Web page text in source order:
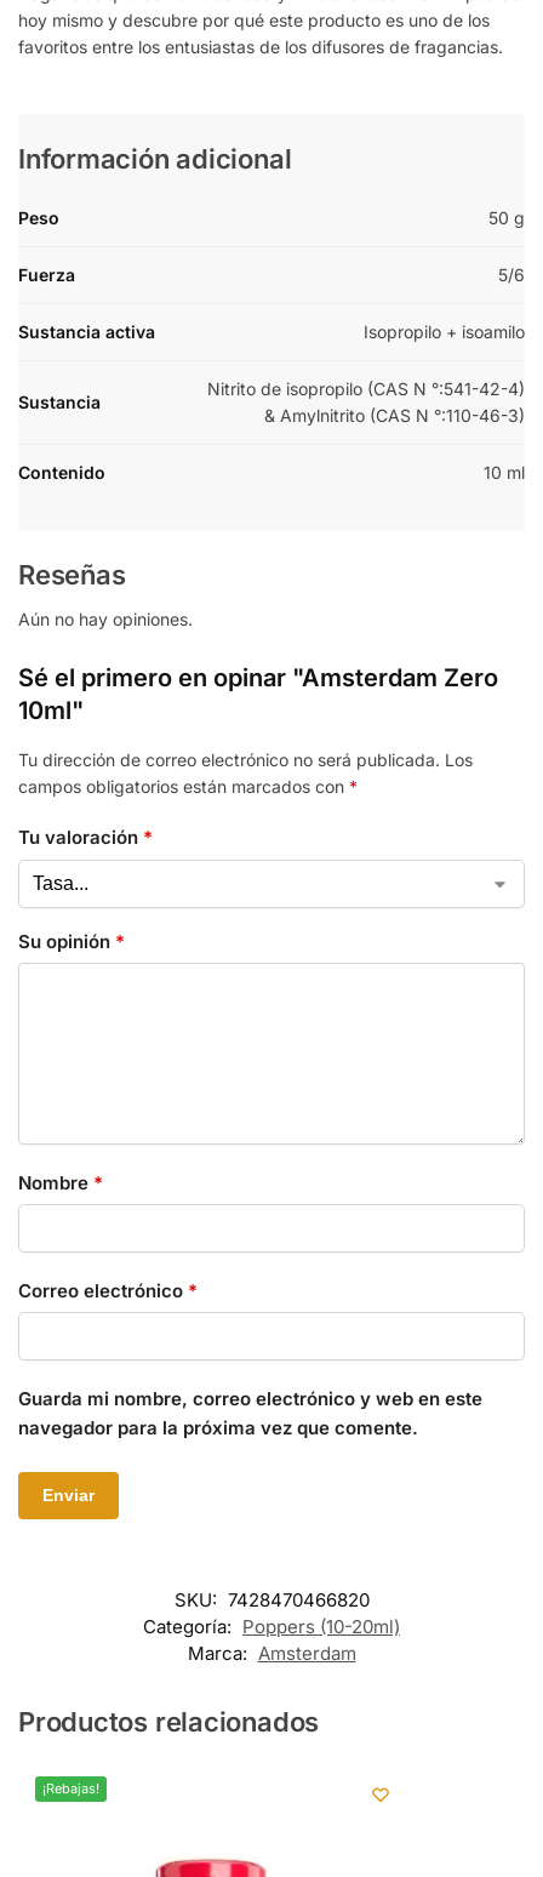
hoy mismo y descubre por qué este producto es uno de los
favoritos entre los entusiastas de los difusores de fragancias.
Información adicional
Peso 50 g
Fuerza 5/6
Sustancia activa Isopropilo + isoamilo
Sustancia
Nitrito de isopropilo (CAS N °:541-42-4)
& Amylnitrito (CAS N °:110-46-3)
Contenido 10 ml
Reseñas
Aún no hay opiniones.
Sé el primero en opinar "Amsterdam Zero
10ml"
Tu dirección de correo electrónico no será publicada. Los
campos obligatorios están marcados con *
Tu valoración *
Su opinión *
Nombre *
Correo electrónico *
Guarda mi nombre, correo electrónico y web en este
navegador para la próxima vez que comente.
SKU: 7428470466820
Categoría: Poppers (10-20ml)
Marca: Amsterdam
Productos relacionados
¡Rebajas!